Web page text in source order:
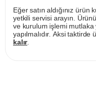
Eğer satın aldığınız
yetkili servisi arayın.
ve kurulum işlemi mutlaka
yapılmalıdır. Aksi taktirde
kalır.